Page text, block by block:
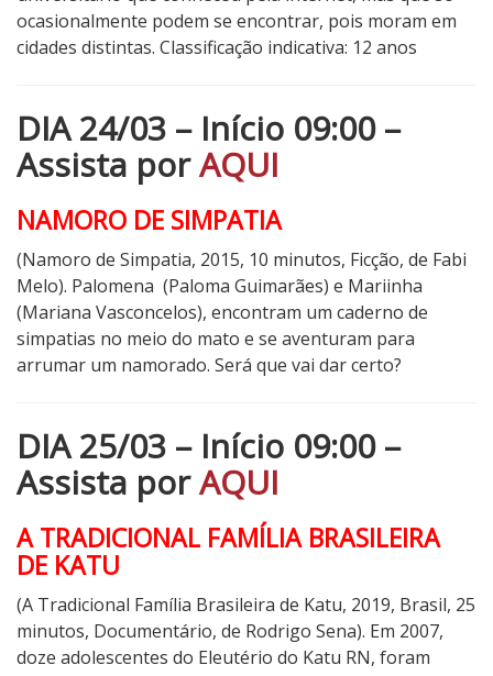
ocasionalmente podem se encontrar, pois moram em
cidades distintas. Classificação indicativa: 12 anos
DIA 24/03 – Início 09:00 –
Assista porAQUI
NAMORO DE SIMPATIA
(Namoro de Simpatia, 2015, 10 minutos, Ficção, de Fabi
Melo). Palomena (Paloma Guimarães) e Mariinha
(Mariana Vasconcelos), encontram um caderno de
simpatias no meio do mato e se aventuram para
arrumar um namorado. Será que vai dar certo?
DIA 25/03 – Início 09:00 –
Assista porAQUI
A TRADICIONAL FAMÍLIA BRASILEIRA
DE KATU
(A Tradicional Família Brasileira de Katu, 2019, Brasil, 25
minutos, Documentário, de Rodrigo Sena). Em 2007,
doze adolescentes do Eleutério do Katu RN, foram